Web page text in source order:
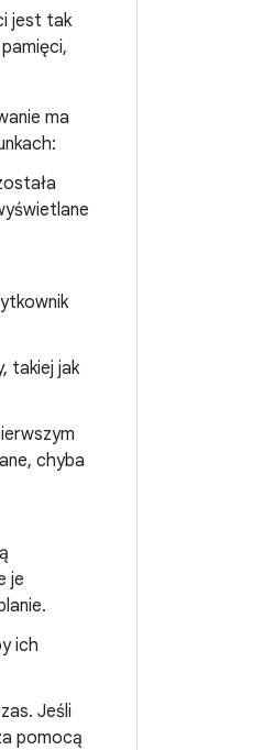
jest tak
ma
takiej jak
chyba
je
ich
Jeśli
pomocą